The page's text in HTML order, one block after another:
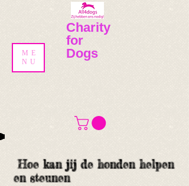
​​Charity
for
Dogs
ME
NU
Hoe kan jij de honden helpen
en steunen